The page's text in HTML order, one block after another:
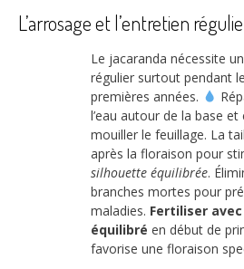
L’arrosage et l’entretien
Le jacaranda nécessite
régulier surtout pendant
premières années.
l’eau autour de la base et
mouiller le feuillage. La
après la floraison pour
silhouette équilibrée.
branches mortes pour
maladies. Fertiliser
équilibré en début de
favorise une floraison